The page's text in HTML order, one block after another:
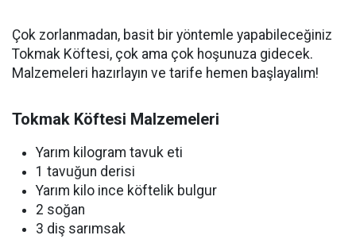
Çok zorlanmadan, basit bir yöntemle yapabileceğiniz
Tokmak Köftesi, çok ama çok hoşunuza gidecek.
Malzemeleri hazırlayın ve tarife hemen başlayalım!
Tokmak Köftesi Malzemeleri
Yarım kilogram tavuk eti
1 tavuğun derisi
Yarım kilo ince köftelik bulgur
2 soğan
3 diş sarımsak